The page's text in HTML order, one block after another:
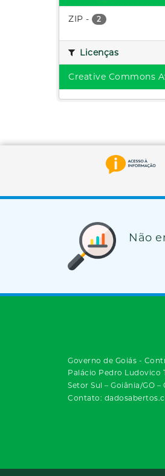
ZIP - 2
Licenças
Creative Commons
Não
Governo de Goiás -
Palácio Pedro Ludovico
Setor Sul – Goiânia/GO –
Contato: